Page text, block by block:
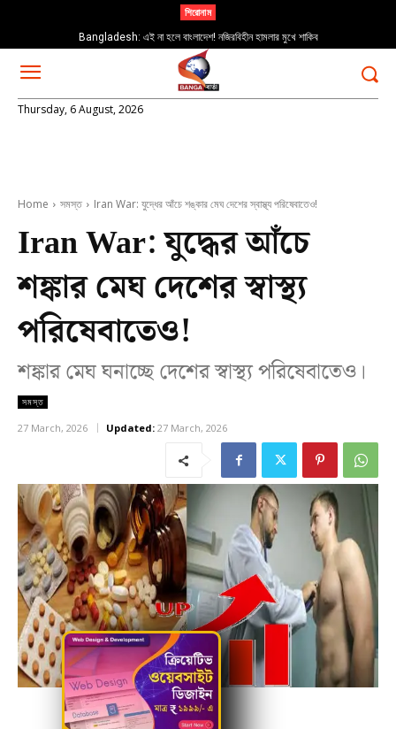
শিরোনাম
Bangladesh: এই না হলে বাংলাদেশ! নজিরবিহীন হামলার মুখে শাকিব
Thursday, 6 August, 2026
Home সমস্ত Iran War: যুদ্ধের আঁচে শঙ্কার মেঘ দেশের স্বাস্থ্য পরিষেবাতেও!
Iran War: যুদ্ধের আঁচে
শঙ্কার মেঘ দেশের স্বাস্থ্য
পরিষেবাতেও!
শঙ্কার মেঘ ঘনাচ্ছে দেশের স্বাস্থ্য পরিষেবাতেও।
সমস্ত
27 March, 2026 Updated: 27 March, 2026